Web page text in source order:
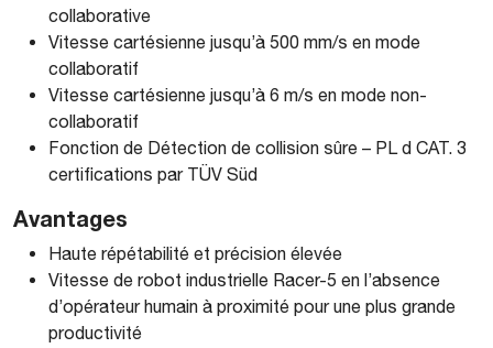
collaborative
Vitesse cartésienne jusqu’à 500 mm/s en mode
collaboratif
Vitesse cartésienne jusqu’à 6 m/s en mode non-
collaboratif
Fonction de Détection de collision sûre – PL d CAT. 3
certifications par TÜV Süd
Avantages
Haute répétabilité et précision élevée
Vitesse de robot industrielle Racer-5 en l’absence
d’opérateur humain à proximité pour une plus grande
productivité